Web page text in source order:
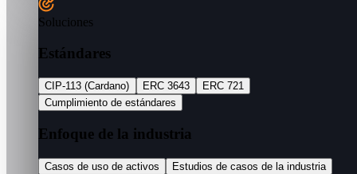
Soluciones
Estándares
CIP-113 (Cardano) ERC 3643
ERC 721
Cumplimiento de estándares
Enfoque de la industria
Casos de uso de activos
Estudios de casos de la industria